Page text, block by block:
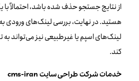
از نتایج جستجو حذف شده باشد، احتمالاً
هستید. در نهایت، بررسی لینک‌های ورودی
لینک‌های اسپم یا غیرطبیعی نیز می‌تواند
کند.
خدمات شرکت طراحی سایت cms-iran